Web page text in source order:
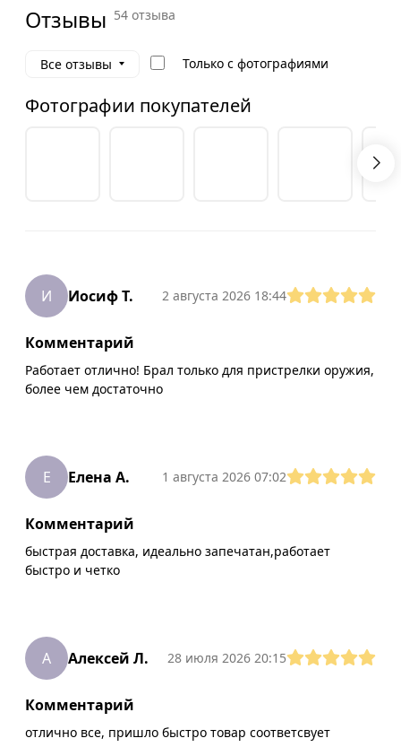
Отзывы 54 отзыва
Все отзывы Только с фотографиями
Фотографии покупателей
И Иосиф Т. 2 августа 2026 18:44
Комментарий
Работает отлично! Брал только для пристрелки оружия,
более чем достаточно
Е Елена А. 1 августа 2026 07:02
Комментарий
быстрая доставка, идеально запечатан,работает
быстро и четко
А Алексей Л. 28 июля 2026 20:15
Комментарий
отлично все, пришло быстро товар соответсвует